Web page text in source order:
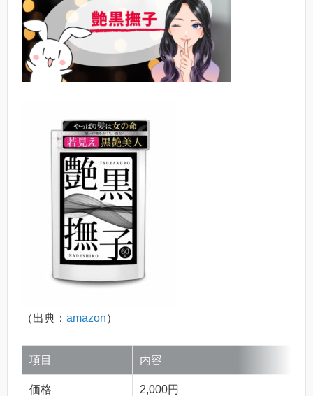
（出典： amazon）
項目 内容
価格 2,000円